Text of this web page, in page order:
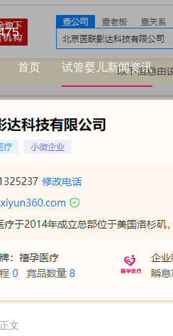
首页 试管婴儿新闻资讯
正文